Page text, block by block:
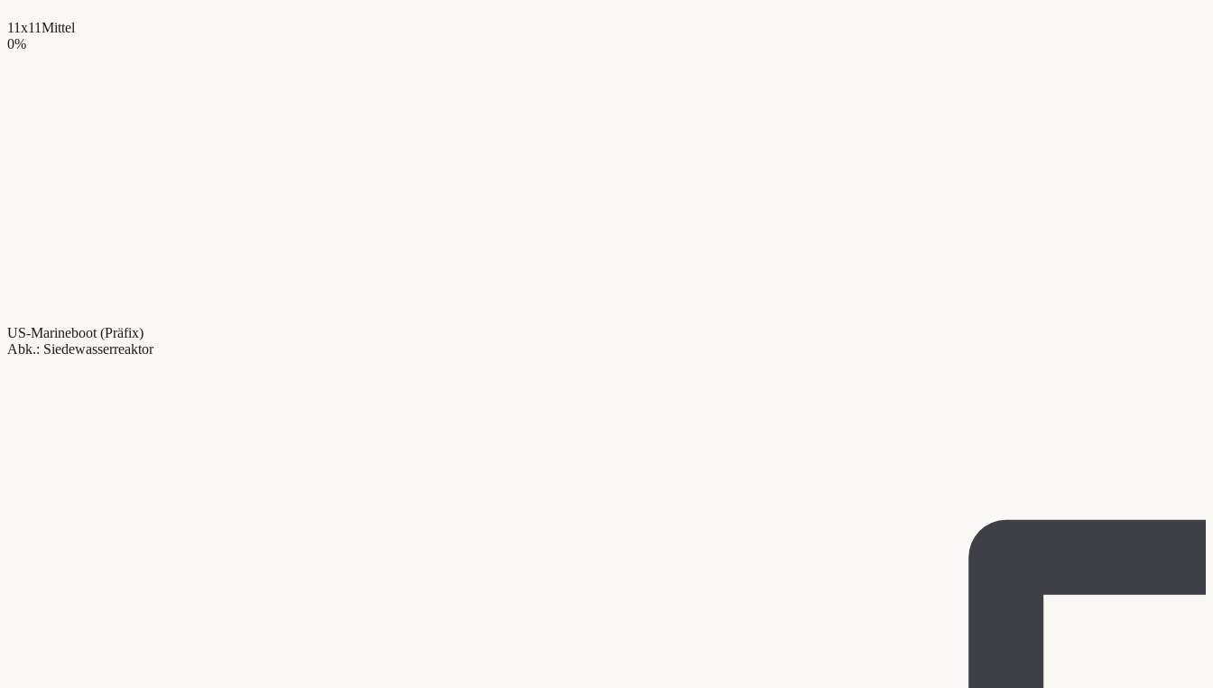
11x11Mittel
0%
US-Marineboot (Präfix)
Abk.: Siedewasserreaktor